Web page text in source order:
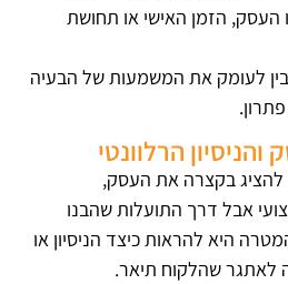
העסק, הזמן האישי או תחושת
לעומק את המשמעות של הבעיה
להציג בקצרה את העסק,
אבל דרך התועלות שהבנו
זקוק בסעיף 2, המטרה היא להראות כיצד הניסיון או
לאתגר שהלקוח תיאר.